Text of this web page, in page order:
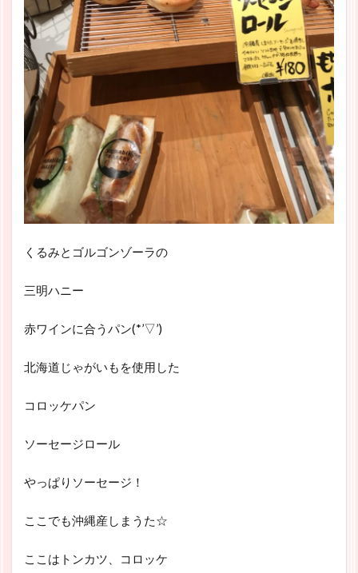
くるみとゴルゴンゾーラの
三明ハニー
赤ワインに合うパン(*’▽’)
北海道じゃがいもを使用した
コロッケパン
ソーセージロール
やっぱりソーセージ！
ここでも沖縄産しまうた☆
ここはトンカツ、コロッケ